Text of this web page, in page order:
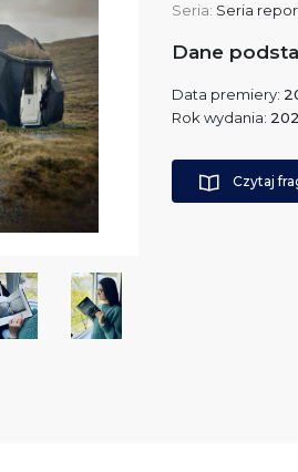
Seria: Seria
Dane
Data premiery:
Rok wydania:
Czytaj